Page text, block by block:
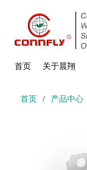
首页 关于晨翔
首页 / 产品中心